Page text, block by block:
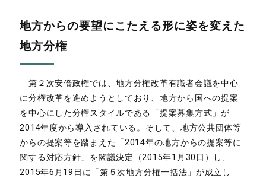
地方からの要望にこたえる形に姿を変えた
地方分権
第２次安倍政権では、地方分権改革有識者会議を中心
に分権改革を進めようとしており、地方から国への提案
を中心にした分権スタイルである「提案募集方式」が
2014年度から導入されている。そして、地方公共団体等
からの提案等を踏まえた「2014年の地方からの提案等に
関する対応方針」を閣議決定（2015年1月30日）し、
2015年6月19日に「第５次地方分権一括法」が成立し